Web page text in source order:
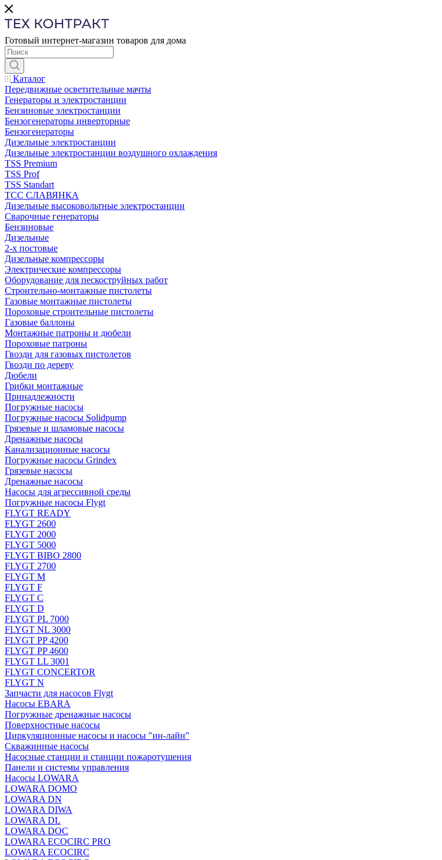
Готовый интернет-магазин товаров для дома
Каталог
Передвижные осветительные мачты
Генераторы и электростанции
Бензиновые электростанции
Бензогенераторы инверторные
Бензогенераторы
Дизельные электростанции
Дизельные электростанции воздушного охлаждения
TSS Premium
TSS Prof
TSS Standart
ТСС СЛАВЯНКА
Дизельные высоковольтные электростанции
Сварочные генераторы
Бензиновые
Дизельные
2-х постовые
Дизельные компрессоры
Электрические компрессоры
Оборудование для пескоструйных работ
Строительно-монтажные пистолеты
Газовые монтажные пистолеты
Пороховые строительные пистолеты
Газовые баллоны
Монтажные патроны и дюбели
Пороховые патроны
Гвозди для газовых пистолетов
Гвозди по дереву
Дюбели
Грибки монтажные
Принадлежности
Погружные насосы
Погружные насосы Solidpump
Грязевые и шламовые насосы
Дренажные насосы
Канализационные насосы
Погружные насосы Grindex
Грязевые насосы
Дренажные насосы
Насосы для агрессивной среды
Погружные насосы Flygt
FLYGT READY
FLYGT 2600
FLYGT 2000
FLYGT 5000
FLYGT BIBO 2800
FLYGT 2700
FLYGT M
FLYGT F
FLYGT C
FLYGT D
FLYGT PL 7000
FLYGT NL 3000
FLYGT PP 4200
FLYGT PP 4600
FLYGT LL 3001
FLYGT CONCERTOR
FLYGT N
Запчасти для насосов Flygt
Насосы EBARA
Погружные дренажные насосы
Поверхностные насосы
Циркуляционные насосы и насосы "ин-лайн"
Скважинные насосы
Насосные станции и станции пожаротушения
Панели и системы управления
Насосы LOWARA
LOWARA DOMO
LOWARA DN
LOWARA DIWA
LOWARA DL
LOWARA DOC
LOWARA ECOCIRC PRO
LOWARA ECOCIRC